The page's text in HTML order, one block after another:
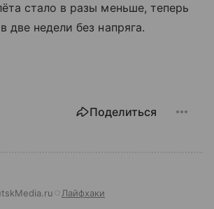
стало в разы меньше, теперь
две недели без напряга.
Поделиться
Лайфхаки